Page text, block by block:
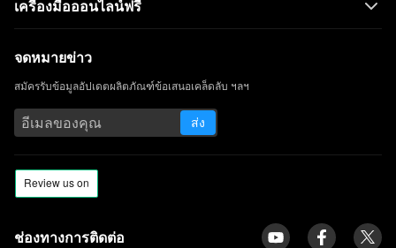
เครื่องมือออนไลน์ฟรี
จดหมายข่าว
สมัครรับข้อมูลอัปเดตผลิตภัณฑ์ข้อเสนอเคล็ดลับ ฯลฯ
ส่ง
ช่องทางการติดต่อ